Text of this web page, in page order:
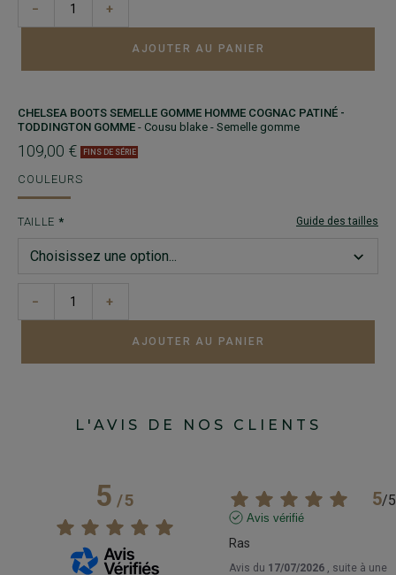
− +
AJOUTER AU PANIER
CHELSEA BOOTS SEMELLE GOMME HOMME COGNAC PATINÉ -
TODDINGTON GOMME - Cousu blake - Semelle gomme
109,00 € FINS DE SÉRIE
COULEURS
TAILLE Guide des tailles
− +
AJOUTER AU PANIER
L'AVIS DE NOS CLIENTS
5/5 5/5
Avis vérifié
Ras
Avis du 17/07/2026
, suite à une